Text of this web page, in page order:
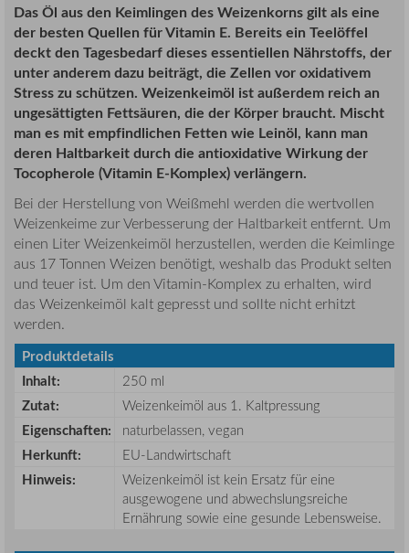
Das Öl aus den Keimlingen des Weizenkorns gilt als eine
der besten Quellen für Vitamin E. Bereits ein Teelöffel
deckt den Tagesbedarf dieses essentiellen Nährstoffs, der
unter anderem dazu beiträgt, die Zellen vor oxidativem
Stress zu schützen. Weizenkeimöl ist außerdem reich an
ungesättigten Fettsäuren, die der Körper braucht. Mischt
man es mit empfindlichen Fetten wie Leinöl, kann man
deren Haltbarkeit durch die antioxidative Wirkung der
Tocopherole (Vitamin E-Komplex) verlängern.
Bei der Herstellung von Weißmehl werden die wertvollen
Weizenkeime zur Verbesserung der Haltbarkeit entfernt. Um
einen Liter Weizenkeimöl herzustellen, werden die Keimlinge
aus 17 Tonnen Weizen benötigt, weshalb das Produkt selten
und teuer ist. Um den Vitamin-Komplex zu erhalten, wird
das Weizenkeimöl kalt gepresst und sollte nicht erhitzt
werden.
Produktdetails
Inhalt:
250 ml
Zutat: Weizenkeimöl aus 1. Kaltpressung
Eigenschaften: naturbelassen, vegan
Herkunft: EU-Landwirtschaft
Hinweis:
Weizenkeimöl ist kein Ersatz für eine
ausgewogene und abwechslungsreiche
Ernährung sowie eine gesunde Lebensweise.